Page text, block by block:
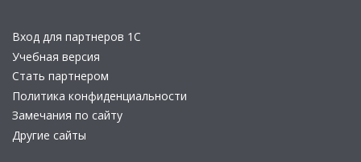
Вход для партнеров 1С
Учебная версия
Стать партнером
Политика конфиденциальности
Замечания по сайту
Другие сайты